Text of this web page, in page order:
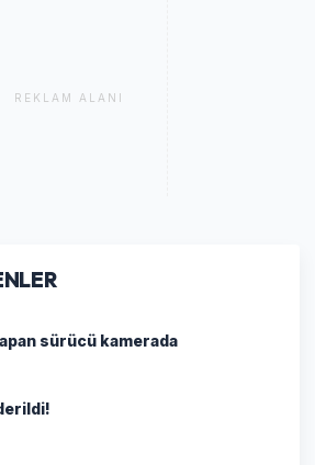
REKLAM ALANI
sürücü kamerada